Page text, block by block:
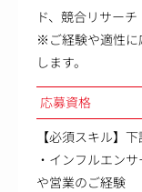
ド、競合リサーチ
※ご経験や適性に
します。
応募資格
【必須スキル】
・インフルエン
や営業のご経験